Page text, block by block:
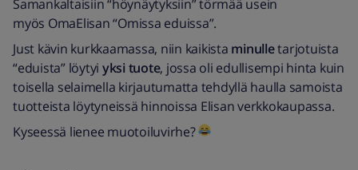
Samankaltaisiin “höynäytyksiin” törmää usein
myös OmaElisan “Omissa eduissa”.
Just kävin kurkkaamassa, niin kaikista minulletarjotuista
“eduista” löytyi yksi tuote, jossa oli edullisempi hinta kuin
toisella selaimella kirjautumatta tehdyllä haulla samoista
tuotteista löytyneissä hinnoissa Elisan verkkokaupassa.
Kyseessä lienee muotoiluvirhe?